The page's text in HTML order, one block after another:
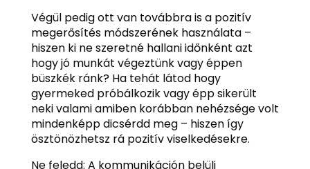
Végül pedig ott van továbbra is a pozitív
megerősítés módszerének használata –
hiszen ki ne szeretné hallani időnként azt
hogy jó munkát végeztünk vagy éppen
büszkék ránk? Ha tehát látod hogy
gyermeked próbálkozik vagy épp sikerült
neki valami amiben korábban nehézsége volt
mindenképp dicsérdd meg – hiszen így
ösztönözhetsz rá pozitív viselkedésekre.
Ne feledd: A kommunikáción belüli